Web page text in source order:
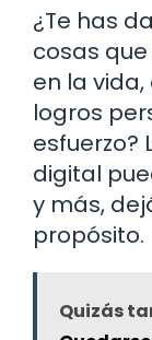
¿Te has
cosas
en la
logros
esfuerzo?
digital
y más,
propósito.
Quizás